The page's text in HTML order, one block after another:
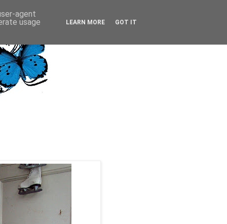
agent
usage
LEARN MORE GOT IT